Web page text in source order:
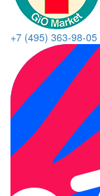
+7 (495) 363-98-05